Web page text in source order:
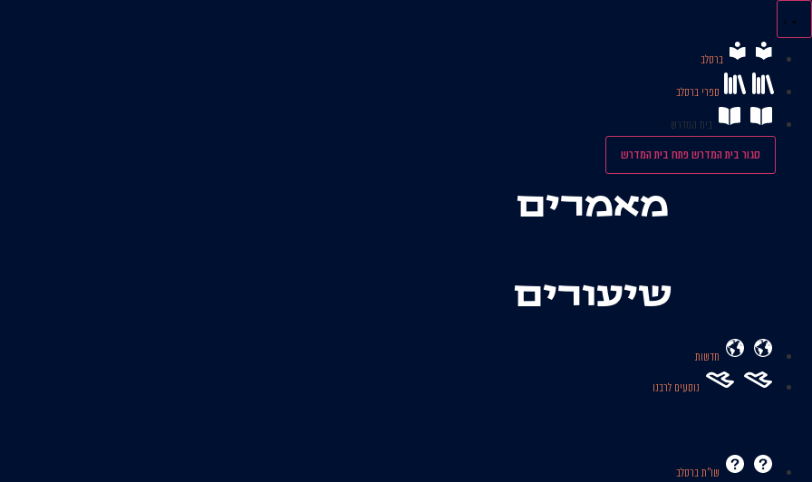
לתוכן
ברסלב
ספרי ברסלב
בית המדרש
סגור בית המדרשפתח בית המדרש
מאמרים
שיעורים
חדשות
נוסעים לרבנו
שו’’ת ברסלב